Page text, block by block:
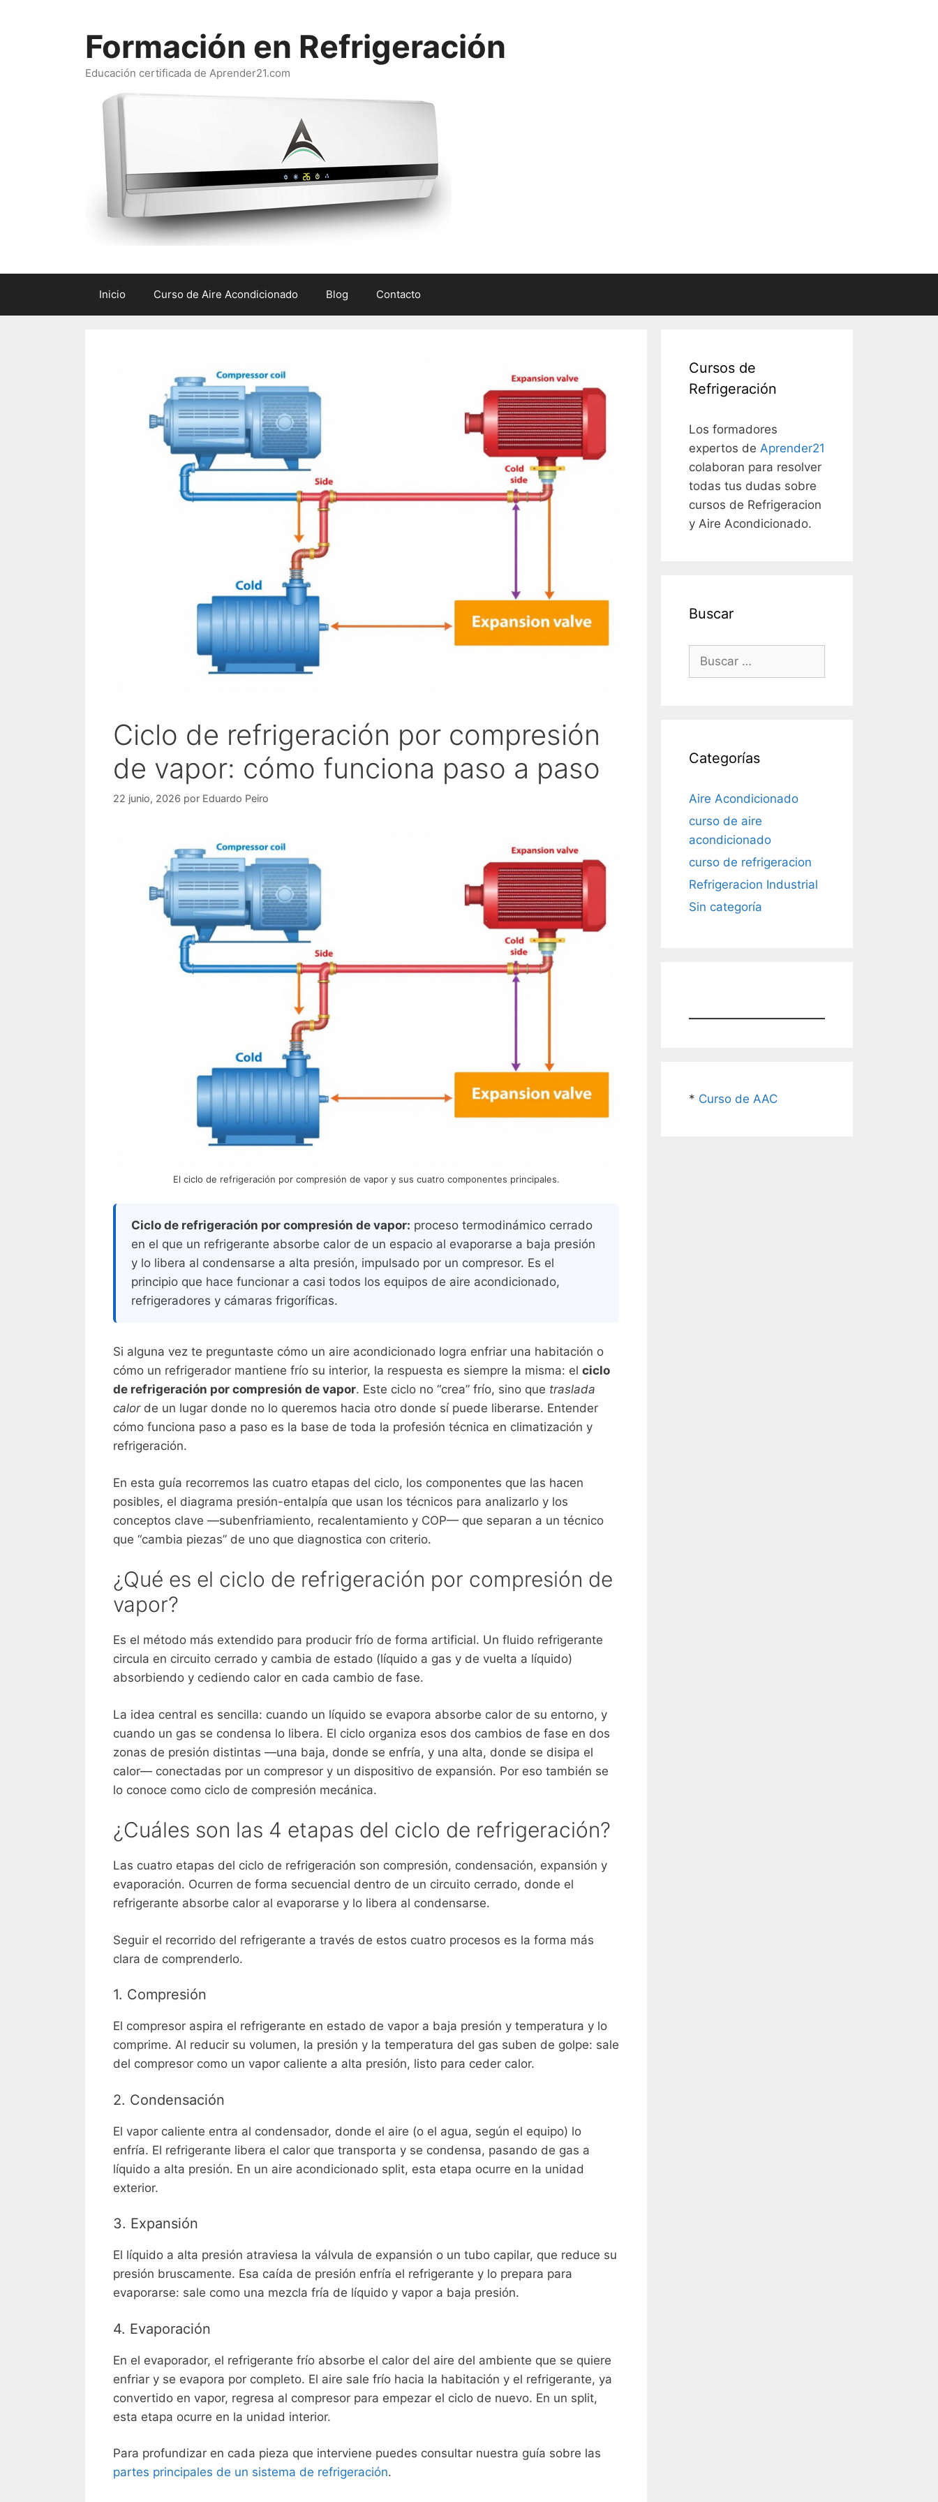
Formación en Refrigeración
Educación certificada de Aprender21.com
Inicio Curso de Aire Acondicionado Blog Contacto
Ciclo de refrigeración por compresión
de vapor: cómo funciona paso a paso
22 junio, 2026 por Eduardo Peiro
El ciclo de refrigeración por compresión de vapor y sus cuatro componentes principales.
Ciclo de refrigeración por compresión de vapor: proceso termodinámico cerrado
en el que un refrigerante absorbe calor de un espacio al evaporarse a baja presión
y lo libera al condensarse a alta presión, impulsado por un compresor. Es el
principio que hace funcionar a casi todos los equipos de aire acondicionado,
refrigeradores y cámaras frigoríficas.
Si alguna vez te preguntaste cómo un aire acondicionado logra enfriar una habitación o
cómo un refrigerador mantiene frío su interior, la respuesta es siempre la misma: el ciclo
de refrigeración por compresión de vapor. Este ciclo no “crea” frío, sino que traslada
calorde un lugar donde no lo queremos hacia otro donde sí puede liberarse. Entender
cómo funciona paso a paso es la base de toda la profesión técnica en climatización y
refrigeración.
En esta guía recorremos las cuatro etapas del ciclo, los componentes que las hacen
posibles, el diagrama presión-entalpía que usan los técnicos para analizarlo y los
conceptos clave —subenfriamiento, recalentamiento y COP— que separan a un técnico
que “cambia piezas” de uno que diagnostica con criterio.
¿Qué es el ciclo de refrigeración por compresión de
vapor?
Es el método más extendido para producir frío de forma artificial. Un fluido refrigerante
circula en circuito cerrado y cambia de estado (líquido a gas y de vuelta a líquido)
absorbiendo y cediendo calor en cada cambio de fase.
La idea central es sencilla: cuando un líquido se evapora absorbe calor de su entorno, y
cuando un gas se condensa lo libera. El ciclo organiza esos dos cambios de fase en dos
zonas de presión distintas —una baja, donde se enfría, y una alta, donde se disipa el
calor— conectadas por un compresor y un dispositivo de expansión. Por eso también se
lo conoce como ciclo de compresión mecánica.
¿Cuáles son las 4 etapas del ciclo de refrigeración?
Las cuatro etapas del ciclo de refrigeración son compresión, condensación, expansión y
evaporación. Ocurren de forma secuencial dentro de un circuito cerrado, donde el
refrigerante absorbe calor al evaporarse y lo libera al condensarse.
Seguir el recorrido del refrigerante a través de estos cuatro procesos es la forma más
clara de comprenderlo.
1. Compresión
El compresor aspira el refrigerante en estado de vapor a baja presión y temperatura y lo
comprime. Al reducir su volumen, la presión y la temperatura del gas suben de golpe: sale
del compresor como un vapor caliente a alta presión, listo para ceder calor.
2. Condensación
El vapor caliente entra al condensador, donde el aire (o el agua, según el equipo) lo
enfría. El refrigerante libera el calor que transporta y se condensa, pasando de gas a
líquido a alta presión. En un aire acondicionado split, esta etapa ocurre en la unidad
exterior.
3. Expansión
El líquido a alta presión atraviesa la válvula de expansión o un tubo capilar, que reduce su
presión bruscamente. Esa caída de presión enfría el refrigerante y lo prepara para
evaporarse: sale como una mezcla fría de líquido y vapor a baja presión.
4. Evaporación
En el evaporador, el refrigerante frío absorbe el calor del aire del ambiente que se quiere
enfriar y se evapora por completo. El aire sale frío hacia la habitación y el refrigerante, ya
convertido en vapor, regresa al compresor para empezar el ciclo de nuevo. En un split,
esta etapa ocurre en la unidad interior.
Para profundizar en cada pieza que interviene puedes consultar nuestra guía sobre las
partes principales de un sistema de refrigeración.
Cursos de
Refrigeración
Los formadores
expertos de Aprender21
colaboran para resolver
todas tus dudas sobre
cursos de Refrigeracion
y Aire Acondicionado.
Buscar
Buscar:
Categorías
Aire Acondicionado
curso de aire
acondicionado
curso de refrigeracion
Refrigeracion Industrial
Sin categoría
* Curso de AAC